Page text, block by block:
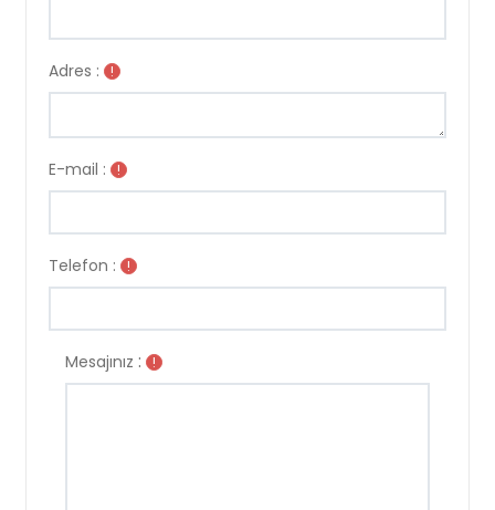
Adres : !
E-mail : !
Telefon : !
Mesajınız : !